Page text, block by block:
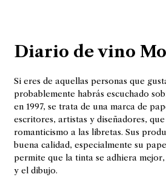
Diario de vino
Si eres de aquellas personas que
probablemente habrás escuchado
en 1997, se trata de una marca de
escritores, artistas y diseñadores,
romanticismo a las libretas. Sus
buena calidad, especialmente su
permite que la tinta se adhiera
y el dibujo.